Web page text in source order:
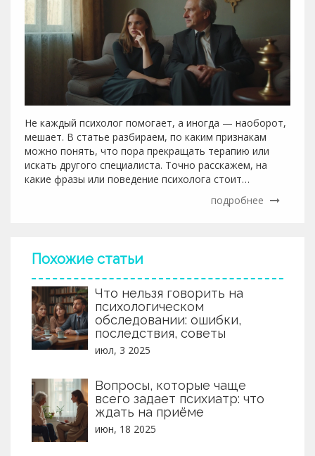
Не каждый психолог помогает, а иногда — наоборот,
мешает. В статье разбираем, по каким признакам
можно понять, что пора прекращать терапию или
искать другого специалиста. Точно расскажем, на
какие фразы или поведение психолога стоит
насторожиться. Приведём советы и примеры из
реальной жизни. Поможет разобраться, как выбрать
подробнее
Похожие статьи
Что нельзя говорить на
психологическом
обследовании: ошибки,
последствия, советы
июл, 3 2025
Вопросы, которые чаще
всего задает психиатр: что
ждать на приёме
июн, 18 2025